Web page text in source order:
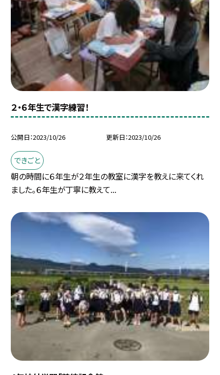
２・６年生で漢字練習！
公開日 2023/10/26 更新日 2023/10/26
できごと
朝の時間に６年生が２年生の教室に漢字を教えに来てくれ
ました。６年生が丁寧に教えて...